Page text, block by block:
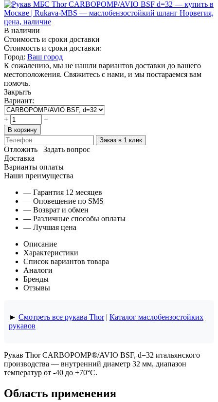
В наличии
Стоимость и сроки доставки
Стоимость и сроки доставки:
Город: Ваш город
К сожалению, мы не нашли вариантов доставки до вашего
местоположения. Свяжитесь с нами, и мы постараемся вам
помочь.
Закрыть
Вариант:
+ −
В корзину
Заказ в 1 клик
Отложить
Задать вопрос
Доставка
Варианты оплаты
Наши преимущества
— Гарантия 12 месяцев
— Оповещение по SMS
— Возврат и обмен
— Различные способы оплаты
— Лучшая цена
Описание
Характеристики
Список вариантов товара
Аналоги
Бренды
Отзывы
► Смотреть все рукава Thor| Каталог маслобензостойких
рукавов
Рукав Thor CARBOPOMP®/AVIO BSF, d=32 итальянского
производства — внутренний диаметр 32 мм, диапазон
температур от -40 до +70°C.
Область применения